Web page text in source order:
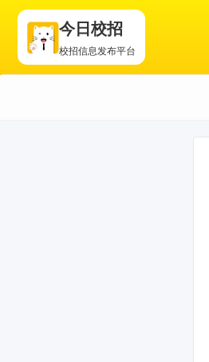
今日校招
校招信息发布平台